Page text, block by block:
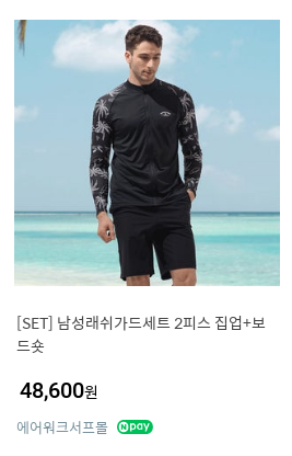
[SET] 남성래쉬가드세트 2피스 집업+보
드숏
48,600원
에어워크서프몰